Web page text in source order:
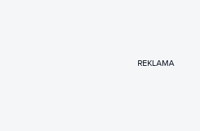
REKLAMA